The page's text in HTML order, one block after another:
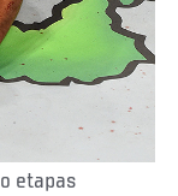
etapas